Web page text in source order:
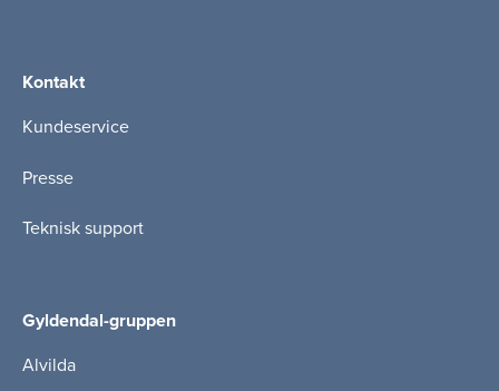
Kontakt
Kundeservice
Presse
Teknisk support
Gyldendal-gruppen
Alvilda